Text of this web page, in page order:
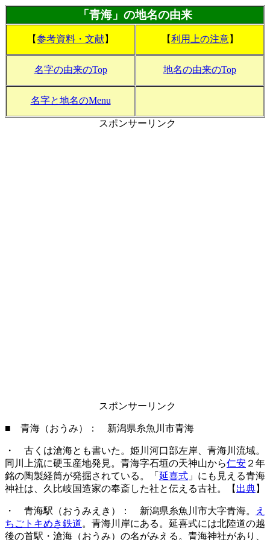
「青海」の地名の由来
【参考資料・文献】 【利用上の注意】
名字の由来のTop 地名の由来のTop
名字と地名のMenu
スポンサーリンク
スポンサーリンク
■ 青海（おうみ）： 新潟県糸魚川市青海
・ 古くは滄海とも書いた。姫川河口部左岸、青海川流域。
同川上流に硬玉産地発見。青海字石垣の天神山から仁安 ２年
銘の陶製経筒が発掘されている。「 延喜式 」にも見える青海
神社は、久比岐国造家の奉斎した社と伝える古社。【 出典】
・ 青海駅（おうみえき）： 新潟県糸魚川市大字青海。
え
ちごトキめき鉄道。青海川岸にある。延喜式には北陸道の越
後の首駅・滄海（おうみ）の名がみえる。青海神社があり、